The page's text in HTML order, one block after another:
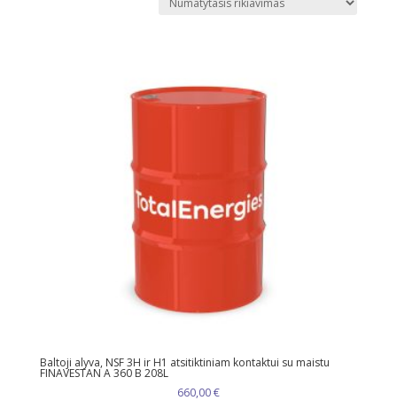
Baltoji alyva, NSF 3H ir H1 atsitiktiniam kontaktui su maistu
FINAVESTAN A 360 B 208L
660,00€